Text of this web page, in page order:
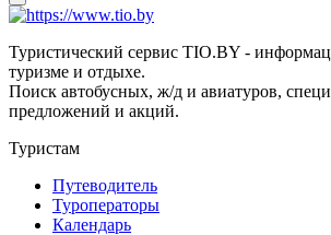
Туристический сервис TIO.BY -
туризме и отдыхе.
Поиск автобусных, ж/д и авиатуров,
предложений и акций.
Туристам
Путеводитель
Туроператоры
Календарь